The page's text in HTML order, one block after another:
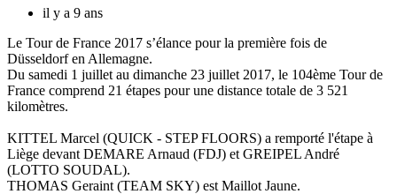
il y a 9 ans
Le Tour de France 2017 s’élance pour la première fois de
Düsseldorf en Allemagne.
Du samedi 1 juillet au dimanche 23 juillet 2017, le 104ème Tour de
France comprend 21 étapes pour une distance totale de 3 521
kilomètres.
KITTEL Marcel (QUICK - STEP FLOORS) a remporté l'étape à
Liège devant DEMARE Arnaud (FDJ) et GREIPEL André
(LOTTO SOUDAL).
THOMAS Geraint (TEAM SKY) est Maillot Jaune.